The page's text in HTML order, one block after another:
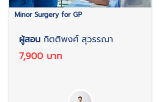
Minor Surgery for GP
ผู้สอน กิตติพงศ์ สุวรรณา
7,900 บาท